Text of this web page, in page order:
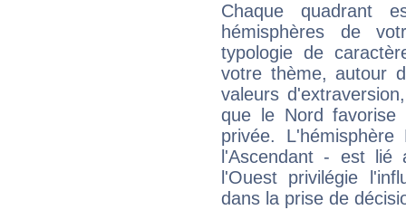
Chaque quadrant
hémisphères de
typologie de
votre thème, autour
valeurs
que le Nord favorise
privée.
l'Ascendant - est
l'Ouest privilégie
dans la prise de